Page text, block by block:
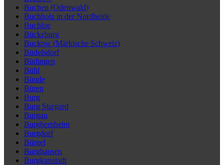
Buchen (Odenwald)
Buchholz in der Nordheide
Buchloe
Bückeburg
Buckow (Märkische Schweiz)
Büdelsdorf
Büdingen
Bühl
Bünde
Büren
Burg
Burg Stargard
Burgau
Burgbernheim
Burgdorf
Bürgel
Burghausen
Burgkunstadt